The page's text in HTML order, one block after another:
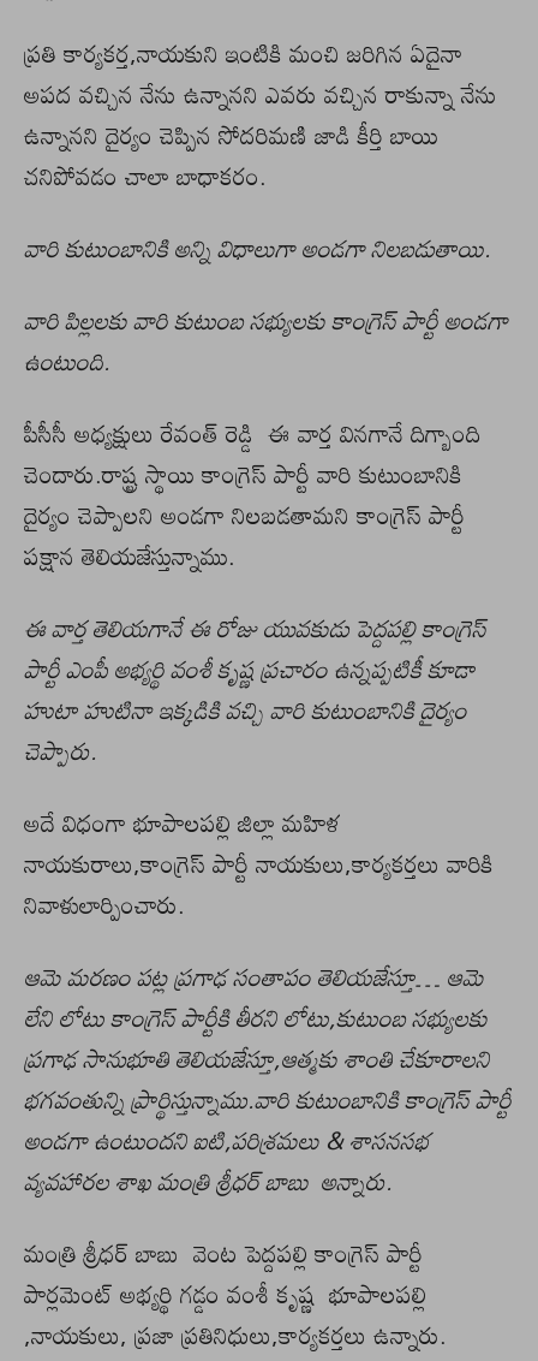
ప్రతి కార్యకర్త,నాయకుని ఇంటికి మంచి జరిగిన ఏదైనా
అపద వచ్చిన నేను ఉన్నానని ఎవరు వచ్చిన రాకున్నా నేను
ఉన్నానని దైర్యం చెప్పిన సోదరిమణి జాడి కీర్తి బాయి
చనిపోవడం చాలా బాధాకరం.
వారి కుటుంబానికి అన్ని విధాలుగా అండగా నిలబడుతాయి.
వారి పిల్లలకు వారి కుటుంబ సభ్యులకు కాంగ్రెస్ పార్టీ అండగా
ఉంటుంది.
పీసీసీ అధ్యక్షులు రేవంత్ రెడ్డి ఈ వార్త వినగానే దిగ్బాంది
చెందారు.రాష్ట్ర స్థాయి కాంగ్రెస్ పార్టీ వారి కుటుంబానికి
దైర్యం చెప్పాలని అండగా నిలబడతామని కాంగ్రెస్ పార్టీ
పక్షాన తెలియజేస్తున్నాము.
ఈ వార్త తెలియగానే ఈ రోజు యువకుడు పెద్దపల్లి కాంగ్రెస్
పార్టీ ఎంపీ అభ్యర్థి వంశీ కృష్ణ ప్రచారం ఉన్నప్పటికీ కూడా
హుటా హుటినా ఇక్కడికి వచ్చి వారి కుటుంబానికి దైర్యం
చెప్పారు.
అదే విధంగా భూపాలపల్లి జిల్లా మహిళ
నాయకురాలు,కాంగ్రెస్ పార్టీ నాయకులు,కార్యకర్తలు వారికి
నివాళులార్పించారు.
ఆమె మరణం పట్ల ప్రగాఢ సంతాపం తెలియజేస్తూ… ఆమె
లేని లోటు కాంగ్రెస్ పార్టీకి తీరని లోటు,కుటుంబ సభ్యులకు
ప్రగాఢ సానుభూతి తెలియజేస్తూ,ఆత్మకు శాంతి చేకూరాలని
భగవంతున్ని ప్రార్థిస్తున్నాము.వారి కుటుంబానికి కాంగ్రెస్ పార్టీ
అండగా ఉంటుందని ఐటి,పరిశ్రమలు & శాసనసభ
వ్యవహారల శాఖ మంత్రి శ్రీధర్ బాబు అన్నారు.
మంత్రి శ్రీధర్ బాబు వెంట పెద్దపల్లి కాంగ్రెస్ పార్టీ
పార్లమెంట్ అభ్యర్థి గడ్డం వంశీ కృష్ణ భూపాలపల్లి
,నాయకులు, ప్రజా ప్రతినిధులు,కార్యకర్తలు ఉన్నారు.